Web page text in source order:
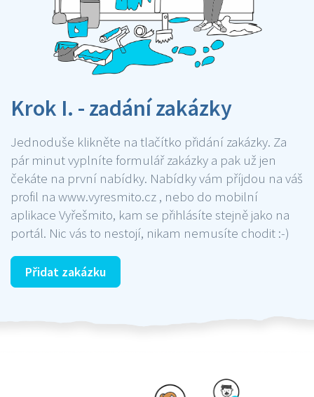
Krok I. - zadání zakázky
Jednoduše klikněte na tlačítko přidání zakázky. Za
pár minut vyplníte formulář zakázky a pak už jen
čekáte na první nabídky. Nabídky vám příjdou na váš
profil na www.vyresmito.cz , nebo do mobilní
aplikace Vyřešmito, kam se přihlásíte stejně jako na
portál. Nic vás to nestojí, nikam nemusíte chodit :-)
Přidat zakázku